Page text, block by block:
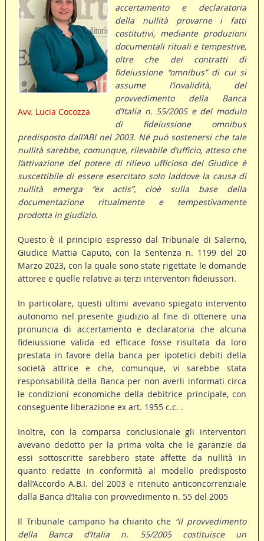
Avv. Lucia Cocozza
accertamento e declaratoria
della nullità provarne i fatti
costitutivi, mediante produzioni
documentali rituali e tempestive,
oltre che dei contratti di
fideiussione “omnibus” di cui si
assume l’invalidità, del
provvedimento della Banca
d’Italia n. 55/2005 e del modulo
di fideiussione omnibus
predisposto dall’ABI nel 2003. Né può sostenersi che tale
nullità sarebbe, comunque, rilevabile d’ufficio, atteso che
l’attivazione del potere di rilievo ufficioso del Giudice è
suscettibile di essere esercitato solo laddove la causa di
nullità emerga “ex actis”, cioè sulla base della
documentazione ritualmente e tempestivamente
prodotta in giudizio.
Questo è il principio espresso dal Tribunale di Salerno,
Giudice Mattia Caputo, con la Sentenza n. 1199 del 20
Marzo 2023, con la quale sono state rigettate le domande
attoree e quelle relative ai terzi interventori fideiussori.
In particolare, questi ultimi avevano spiegato intervento
autonomo nel presente giudizio al fine di ottenere una
pronuncia di accertamento e declaratoria che alcuna
fideiussione valida ed efficace fosse risultata da loro
prestata in favore della banca per ipotetici debiti della
società attrice e che, comunque, vi sarebbe stata
responsabilità della Banca per non averli informati circa
le condizioni economiche della debitrice principale, con
conseguente liberazione ex art. 1955 c.c. .
Inoltre, con la comparsa conclusionale gli interventori
avevano dedotto per la prima volta che le garanzie da
essi sottoscritte sarebbero state affette da nullità in
quanto redatte in conformità al modello predisposto
dall’Accordo A.B.I. del 2003 e ritenuto anticoncorrenziale
dalla Banca d’Italia con provvedimento n. 55 del 2005
Il Tribunale campano ha chiarito che “il provvedimento
della Banca d’Italia n. 55/2005 costituisce un